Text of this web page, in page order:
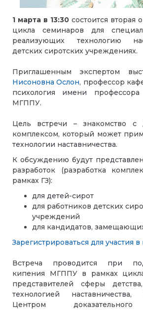
1 марта в 13:30 состоится вторая
цикла семинаров для
реализующих технологию
детских сиротских учреждениях.
Приглашенным экспертом
Нисоновна Ослон, профессор
психология имени
МГППУ.
Цель встречи – знакомство с
комплексом, который может
технологии наставничества.
К обсуждению будут
разработок (разработка
рамках ГЗ):
для детей-сирот
для работников детских
учреждений
для кандидатов,
Зарегистрироваться для участия
Встреча проводится при
кипения МГППУ в рамках
представителей сферы
технологией наставничества,
Центром